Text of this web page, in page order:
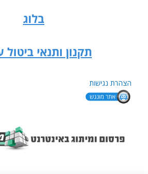
בלוג
תקנון ותנאי
הצהרת נגישות